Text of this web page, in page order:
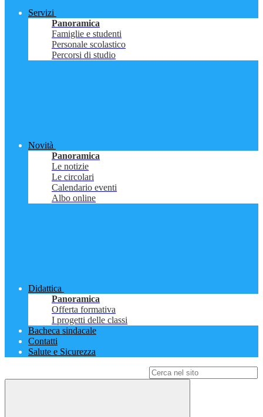
Servizi
Panoramica
Famiglie e studenti
Personale scolastico
Percorsi di studio
Novità
Panoramica
Le notizie
Le circolari
Calendario eventi
Albo online
Didattica
Panoramica
Offerta formativa
I progetti delle classi
Bacheca sindacale
Contatti
Salute e Sicurezza